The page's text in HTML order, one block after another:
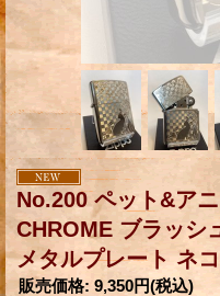
No.200 ペット&ア
CHROME ブラッシ
メタルプレート ネ
販売価格: 9,350円(税込)